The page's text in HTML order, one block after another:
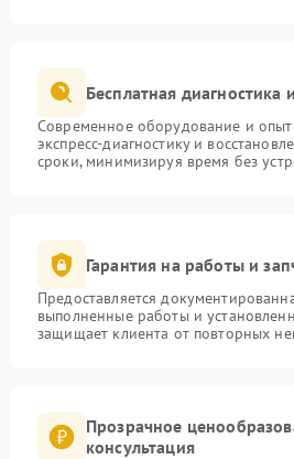
Бесплатная
Современное оборудование и опыт
экспресс-диагностику и
сроки, минимизируя время без
Гарантия на работы и
Предоставляется
выполненные работы и
защищает клиента от повторных
Прозрачное
консультация